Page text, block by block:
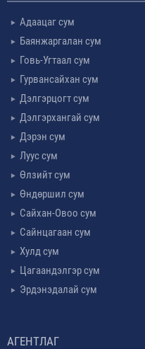
Адаацаг сум
Баянжаргалан сум
Говь-Угтаал сум
Гурвансайхан сум
Дэлгэрцогт сум
Дэлгэрхангай сум
Дэрэн сум
Луус сум
Өлзийт сум
Өндөршил сум
Сайхан-Овоо сум
Сайнцагаан сум
Хулд сум
Цагаандэлгэр сум
Эрдэнэдалай сум
АГЕНТЛАГ